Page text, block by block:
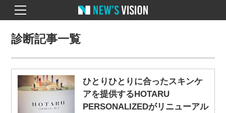
診断記事一覧
ひとりひとりに合ったスキンケ
アを提供するHOTARU
PERSONALIZEDがリニューアル